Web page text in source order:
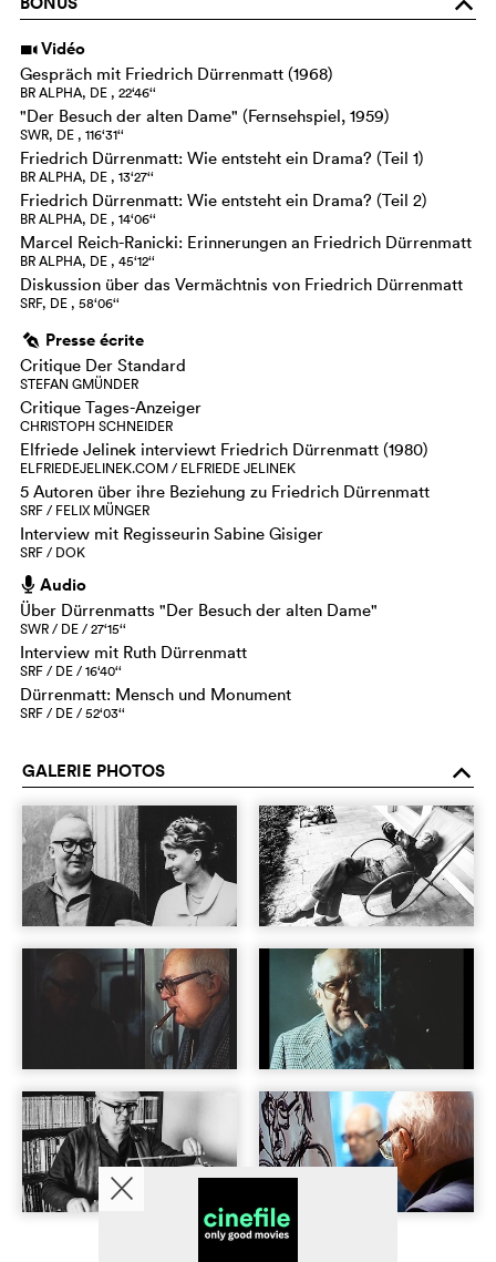
i Vidéo
Gespräch mit Friedrich Dürrenmatt (1968)
BR ALPHA, DE , 22‘46‘‘
"Der Besuch der alten Dame" (Fernsehspiel, 1959)
SWR, DE , 116‘31‘‘
Friedrich Dürrenmatt: Wie entsteht ein Drama? (Teil 1)
BR ALPHA, DE , 13‘27‘‘
Friedrich Dürrenmatt: Wie entsteht ein Drama? (Teil 2)
BR ALPHA, DE , 14‘06‘‘
Marcel Reich-Ranicki: Erinnerungen an Friedrich Dürrenmatt
BR ALPHA, DE , 45‘12‘‘
Diskussion über das Vermächtnis von Friedrich Dürrenmatt
SRF, DE , 58‘06‘‘
g Presse écrite
Critique Der Standard
STEFAN GMÜNDER
Critique Tages-Anzeiger
CHRISTOPH SCHNEIDER
Elfriede Jelinek interviewt Friedrich Dürrenmatt (1980)
ELFRIEDEJELINEK.COM / ELFRIEDE JELINEK
5 Autoren über ihre Beziehung zu Friedrich Dürrenmatt
SRF / FELIX MÜNGER
Interview mit Regisseurin Sabine Gisiger
SRF / DOK
h Audio
Über Dürrenmatts "Der Besuch der alten Dame"
SWR / DE / 27‘15‘‘
Interview mit Ruth Dürrenmatt
SRF / DE / 16‘40‘‘
Dürrenmatt: Mensch und Monument
SRF / DE / 52‘03‘‘
GALERIE PHOTOS o